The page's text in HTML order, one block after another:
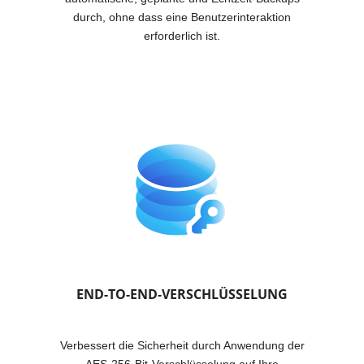
durch, ohne dass eine Benutzerinteraktion
erforderlich ist.
END-TO-END-VERSCHLÜSSELUNG
Verbessert die Sicherheit durch Anwendung der